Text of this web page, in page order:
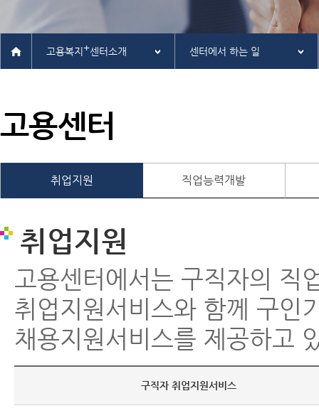
고용복지 +센터소개 센터에서 하는 일
고용센터
취업지원 직업능력개발
취업지원
고용센터에서는 구직자의 직
취업지원서비스와 함께 구인
채용지원서비스를 제공하고
구직자 취업지원서비스